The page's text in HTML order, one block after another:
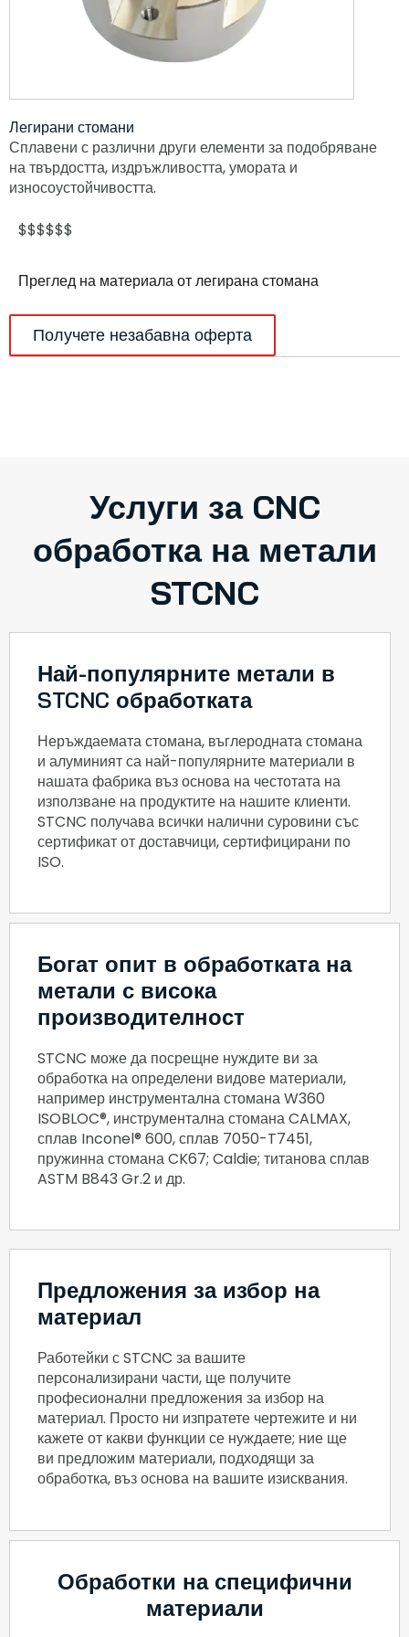
Легирани стомани
Сплавени с различни други елементи за подобряване
на твърдостта, издръжливостта, умората и
износоустойчивостта.
$$$$$$
Преглед на материала от легирана стомана
Получете незабавна оферта
Услуги за CNC
обработка на метали
STCNC
Най-популярните метали в
STCNC обработката
Неръждаемата стомана, въглеродната стомана
и алуминият са най-популярните материали в
нашата фабрика въз основа на честотата на
използване на продуктите на нашите клиенти.
STCNC получава всички налични суровини със
сертификат от доставчици, сертифицирани по
ISO.
Богат опит в обработката на
метали с висока
производителност
STCNC може да посрещне нуждите ви за
обработка на определени видове материали,
например инструментална стомана W360
ISOBLOC®, инструментална стомана CALMAX,
сплав Inconel® 600, сплав 7050-T7451,
пружинна стомана CK67; Caldie; титанова сплав
ASTM B843 Gr.2 и др.
Предложения за избор на
материал
Работейки с STCNC за вашите
персонализирани части, ще получите
професионални предложения за избор на
материал. Просто ни изпратете чертежите и ни
кажете от какви функции се нуждаете; ние ще
ви предложим материали, подходящи за
обработка, въз основа на вашите изисквания.
Обработки на специфични
материали